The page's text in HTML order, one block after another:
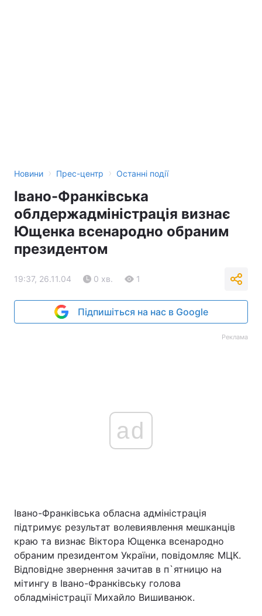
Новини › Прес-центр › Останні події
Івано-Франківська
облдержадміністрація визнає
Ющенка всенародно обраним
президентом
19:37, 26.11.04 0 хв. 1
Підпишіться на нас в Google
Реклама
ad
Івано-Франківська обласна адміністрація
підтримує результат волевиявлення мешканців
краю та визнає Віктора Ющенка всенародно
обраним президентом України, повідомляє МЦК.
Відповідне звернення зачитав в п`ятницю на
мітингу в Івано-Франківську голова
обладміністрації Михайло Вишиванюк.